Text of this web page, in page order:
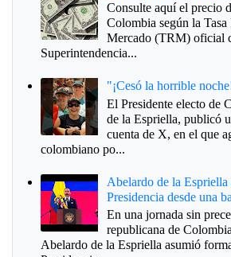
Consulte aquí el precio
Colombia según la Tasa
Mercado (TRM) oficial
Superintendencia...
"¡Cesó la horrible
El Presidente electo de
de la Espriella, publicó
cuenta de X, en el que
colombiano po...
Abelardo de la Espriella
Presidencia desde una
En una jornada sin
republicana de
Abelardo de la Espriella asumió